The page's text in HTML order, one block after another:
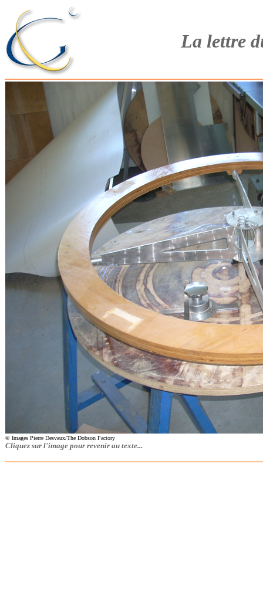
La lettre
© Images Pierre Desvaux/The Dobson Factory
Cliquez sur l'image pour revenir au texte...